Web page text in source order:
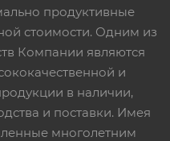
продуктивные
стоимости. Одним из
Компании являются
и
в наличии,
и поставки. Имея
многолетним